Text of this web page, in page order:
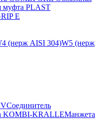
PLAST
E
(нерж AISI 304)W5 (нерж
Соединитель
KOMBI-KRALLEМанжета